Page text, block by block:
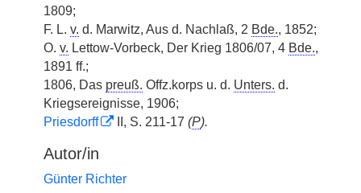
1809;
F. L. v. d. Marwitz, Aus d. Nachlaß, 2 Bde., 1852;
O. v. Lettow-Vorbeck, Der Krieg 1806/07, 4 Bde.,
1891 ff.;
1806, Das preuß. Offz.korps u. d. Unters. d.
Kriegsereignisse, 1906;
Priesdorff
II, S. 211-17 (P).
Autor/in
Günter Richter